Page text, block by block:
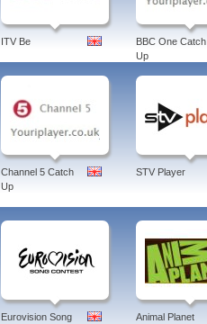
ITV Be
BBC One Catch
Up
Channel 5 Catch
Up
STV Player
Eurovision Song
Animal Planet